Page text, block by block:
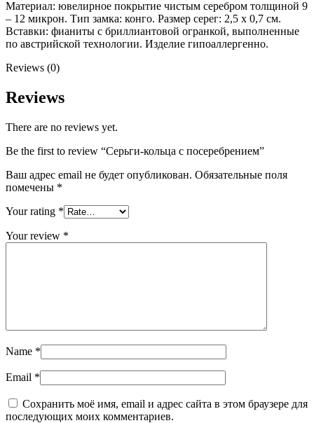
Материал: ювелирное покрытие чистым серебром толщиной 9
– 12 микрон. Тип замка: конго. Размер серег: 2,5 x 0,7 см.
Вставки: фианиты с бриллиантовой огранкой, выполненные
по австрийской технологии. Изделие гипоаллергенно.
Reviews (0)
Reviews
There are no reviews yet.
Be the first to review “Серьги-кольца c посеребрением”
Ваш адрес email не будет опубликован. Обязательные поля
помечены *
Your rating *
Your review *
Name *
Email *
Сохранить моё имя, email и адрес сайта в этом браузере для
последующих моих комментариев.